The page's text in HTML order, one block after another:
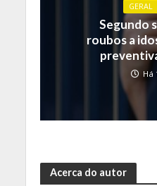
GERAL
Segundo
roubos a
Há
Acerca do autor